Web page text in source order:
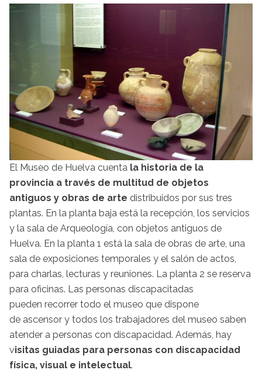
El Museo de Huelva cuenta la historia de la
provincia a través de multitud de objetos
antiguos y obras de arte distribuidos por sus tres
plantas. En la planta baja está la recepción, los servicios
y la sala de Arqueología, con objetos antiguos de
Huelva. En la planta 1 está la sala de obras de arte, una
sala de exposiciones temporales y el salón de actos,
para charlas, lecturas y reuniones. La planta 2 se reserva
para oficinas. Las personas discapacitadas
pueden recorrer todo el museo que dispone
de ascensor y todos los trabajadores del museo saben
atender a personas con discapacidad. Además, hay
visitas guiadas para personas con discapacidad
física, visual e intelectual.